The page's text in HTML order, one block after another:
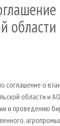
соглашение о
области и
и проведению